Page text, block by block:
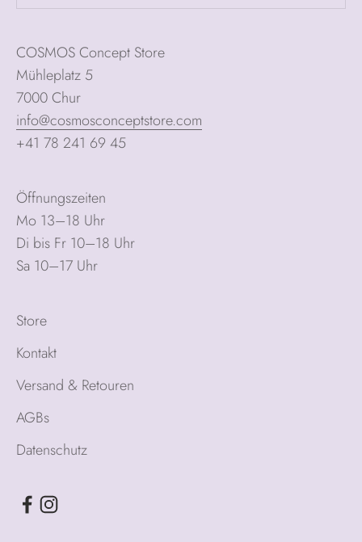
COSMOS Concept Store
Mühleplatz 5
7000 Chur
info@cosmosconceptstore.com
+41 78 241 69 45
Öffnungszeiten
Mo 13–18 Uhr
Di bis Fr 10–18 Uhr
Sa 10–17 Uhr
Store
Kontakt
Versand & Retouren
AGBs
Datenschutz